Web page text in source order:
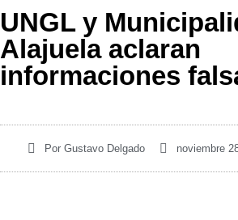
UNGL y
Alajuela aclaran
informaciones
PorGustavo Delgado noviembre